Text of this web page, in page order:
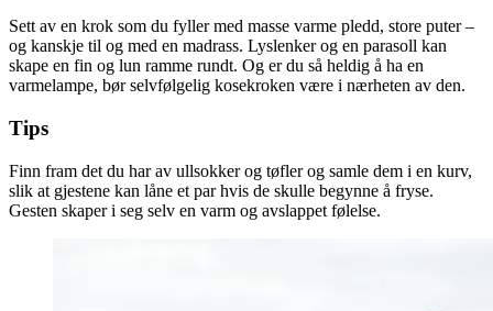
Sett av en krok som du fyller med masse varme pledd, store puter –
og kanskje til og med en madrass. Lyslenker og en parasoll kan
skape en fin og lun ramme rundt. Og er du så heldig å ha en
varmelampe, bør selvfølgelig kosekroken være i nærheten av den.
Tips
Finn fram det du har av ullsokker og tøfler og samle dem i en kurv,
slik at gjestene kan låne et par hvis de skulle begynne å fryse.
Gesten skaper i seg selv en varm og avslappet følelse.